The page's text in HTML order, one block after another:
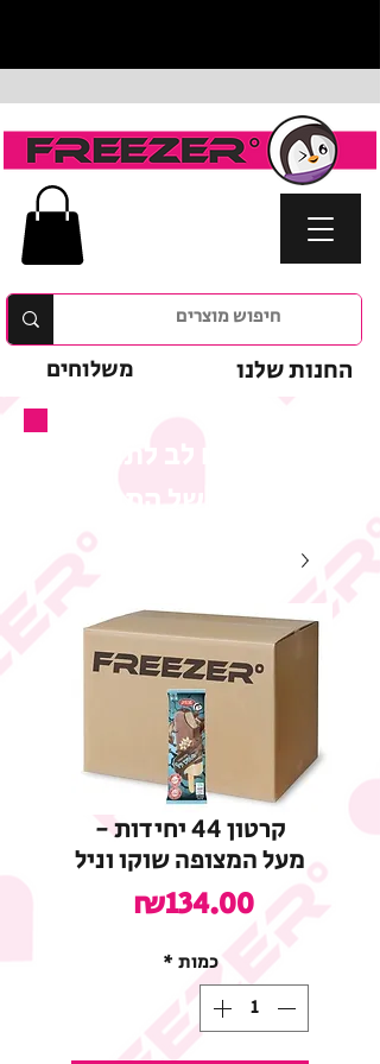
החנות שלנו משלוחים
המבצע של המוצר
קרטון 44 יחידות -
מעל המצופה שוקו וניל
₪134.00
כמות *